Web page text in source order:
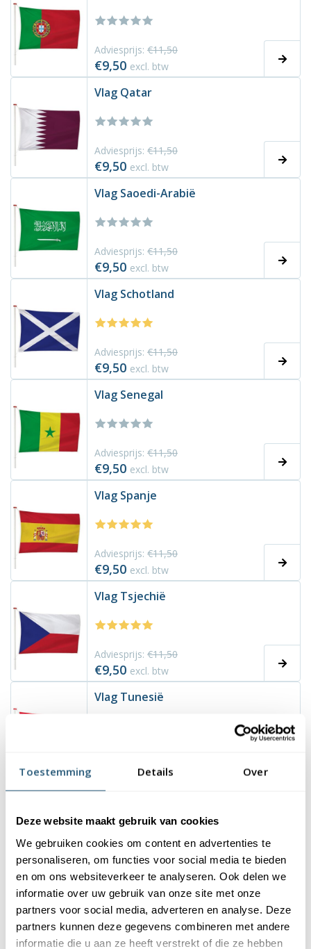
Toestemming Details Over
Deze website maakt gebruik van cookies
We gebruiken cookies om content en advertenties te
personaliseren, om functies voor social media te bieden
en om ons websiteverkeer te analyseren. Ook delen we
informatie over uw gebruik van onze site met onze
partners voor social media, adverteren en analyse. Deze
partners kunnen deze gegevens combineren met andere
informatie die u aan ze heeft verstrekt of die ze hebben
Adviesprijs: €11,50
€9,50 excl. btw
Vlag Qatar
Adviesprijs: €11,50
€9,50 excl. btw
Vlag Saoedi-Arabië
Adviesprijs: €11,50
€9,50 excl. btw
Vlag Schotland
Adviesprijs: €11,50
€9,50 excl. btw
Vlag Senegal
Adviesprijs: €11,50
€9,50 excl. btw
Vlag Spanje
Adviesprijs: €11,50
€9,50 excl. btw
Vlag Tsjechië
Adviesprijs: €11,50
€9,50 excl. btw
Vlag Tunesië
excl. btw
Adviesprijs:€11,50
€9,50excl. btw
Vlag Uruguay